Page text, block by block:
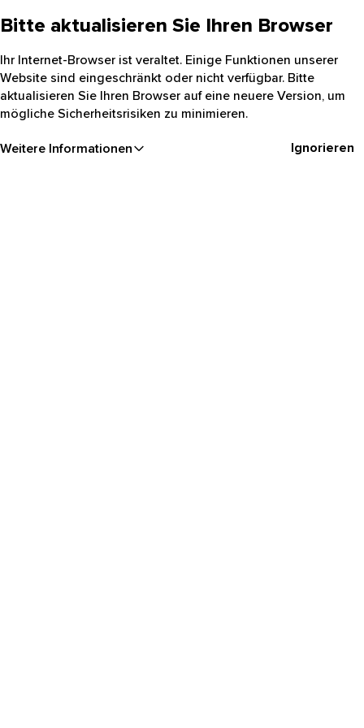
Bitte aktualisieren Sie Ihren Browser
Ihr Internet-Browser ist veraltet. Einige Funktionen unserer
Website sind eingeschränkt oder nicht verfügbar. Bitte
aktualisieren Sie Ihren Browser auf eine neuere Version, um
mögliche Sicherheitsrisiken zu minimieren.
Weitere Informationen Ignorieren